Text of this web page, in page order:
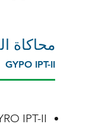
محاكاة
GYPO IPT-II